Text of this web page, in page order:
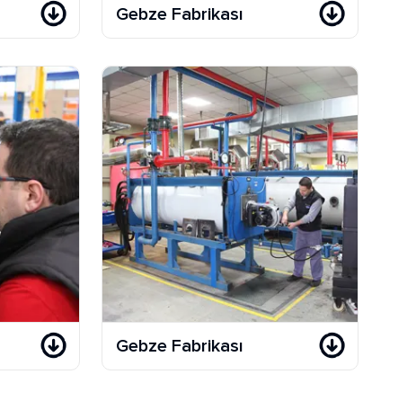
Gebze Fabrikası
Gebze Fabrikası